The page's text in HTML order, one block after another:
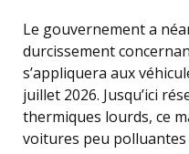
Le gouvernement a
durcissement
s’appliquera aux
juillet 2026. Jusqu’ici
thermiques lourds, ce
voitures peu